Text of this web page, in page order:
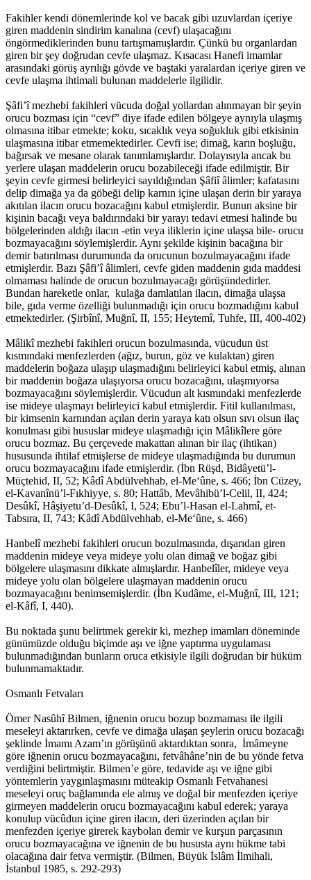
Fakihler kendi dönemlerinde kol ve bacak gibi uzuvlardan içeriye
giren maddenin sindirim kanalına (cevf) ulaşacağını
öngörmediklerinden bunu tartışmamışlardır. Çünkü bu organlardan
giren bir şey doğrudan cevfe ulaşmaz. Kısacası Hanefi imamlar
arasındaki görüş ayrılığı gövde ve baştaki yaralardan içeriye giren ve
cevfe ulaşma ihtimali bulunan maddelerle ilgilidir.
Şâfi’î mezhebi fakihleri vücuda doğal yollardan alınmayan bir şeyin
orucu bozması için “cevf” diye ifade edilen bölgeye aynıyla ulaşmış
olmasına itibar etmekte; koku, sıcaklık veya soğukluk gibi etkisinin
ulaşmasına itibar etmemektedirler. Cevfi ise; dimağ, karın boşluğu,
bağırsak ve mesane olarak tanımlamışlardır. Dolayısıyla ancak bu
yerlere ulaşan maddelerin orucu bozabileceği ifade edilmiştir. Bir
şeyin cevfe girmesi belirleyici sayıldığından Şâfiî âlimler; kafatasını
delip dimağa ya da göbeği delip karnın içine ulaşan derin bir yaraya
akıtılan ilacın orucu bozacağını kabul etmişlerdir. Bunun aksine bir
kişinin bacağı veya baldırındaki bir yarayı tedavi etmesi halinde bu
bölgelerinden aldığı ilacın -etin veya iliklerin içine ulaşsa bile- orucu
bozmayacağını söylemişlerdir. Aynı şekilde kişinin bacağına bir
demir batırılması durumunda da orucunun bozulmayacağını ifade
etmişlerdir. Bazı Şâfi’î âlimleri, cevfe giden maddenin gıda maddesi
olmaması halinde de orucun bozulmayacağı görüşündedirler.
Bundan hareketle onlar, kulağa damlatılan ilacın, dimağa ulaşsa
bile, gıda verme özelliği bulunmadığı için orucu bozmadığını kabul
etmektedirler. (Şirbînî, Muğnî, II, 155; Heytemî, Tuhfe, III, 400-402)
Mâlikî mezhebi fakihleri orucun bozulmasında, vücudun üst
kısmındaki menfezlerden (ağız, burun, göz ve kulaktan) giren
maddelerin boğaza ulaşıp ulaşmadığını belirleyici kabul etmiş, alınan
bir maddenin boğaza ulaşıyorsa orucu bozacağını, ulaşmıyorsa
bozmayacağını söylemişlerdir. Vücudun alt kısmındaki menfezlerde
ise mideye ulaşmayı belirleyici kabul etmişlerdir. Fitil kullanılması,
bir kimsenin karnından açılan derin yaraya katı olsun sıvı olsun ilaç
konulması gibi hususlar mideye ulaşmadığı için Mâlikîlere göre
orucu bozmaz. Bu çerçevede makattan alınan bir ilaç (ihtikan)
hususunda ihtilaf etmişlerse de mideye ulaşmadığında bu durumun
orucu bozmayacağını ifade etmişlerdir. (İbn Rüşd, Bidâyetü’l-
Müçtehid, II, 52; Kâdî Abdülvehhab, el-Me‘ûne, s. 466; İbn Cüzey,
el-Kavanînü’l-Fıkhiyye, s. 80; Hattâb, Mevâhibü’l-Celil, II, 424;
Desûkî, Hâşiyetu’d-Desûkî, I, 524; Ebu’l-Hasan el-Lahmî, et-
Tabsıra, II, 743; Kâdî Abdülvehhab, el-Me‘ûne, s. 466)
Hanbelî mezhebi fakihleri orucun bozulmasında, dışarıdan giren
maddenin mideye veya mideye yolu olan dimağ ve boğaz gibi
bölgelere ulaşmasını dikkate almışlardır. Hanbelîler, mideye veya
mideye yolu olan bölgelere ulaşmayan maddenin orucu
bozmayacağını benimsemişlerdir. (İbn Kudâme, el-Muğnî, III, 121;
el-Kâfî, I, 440).
Bu noktada şunu belirtmek gerekir ki, mezhep imamları döneminde
günümüzde olduğu biçimde aşı ve iğne yaptırma uygulaması
bulunmadığından bunların oruca etkisiyle ilgili doğrudan bir hüküm
bulunmamaktadır.
Osmanlı Fetvaları
Ömer Nasûhî Bilmen, iğnenin orucu bozup bozmaması ile ilgili
meseleyi aktarırken, cevfe ve dimağa ulaşan şeylerin orucu bozacağı
şeklinde İmamı Azam’ın görüşünü aktardıktan sonra, İmâmeyne
göre iğnenin orucu bozmayacağını, fetvâhâne’nin de bu yönde fetva
verdiğini belirtmiştir. Bilmen’e göre, tedavide aşı ve iğne gibi
yöntemlerin yaygınlaşmasını müteakip Osmanlı Fetvahanesi
meseleyi oruç bağlamında ele almış ve doğal bir menfezden içeriye
girmeyen maddelerin orucu bozmayacağını kabul ederek; yaraya
konulup vücûdun içine giren ilacın, deri üzerinden açılan bir
menfezden içeriye girerek kaybolan demir ve kurşun parçasının
orucu bozmayacağına ve iğnenin de bu hususta aynı hükme tabi
olacağına dair fetva vermiştir. (Bilmen, Büyük İslâm İlmihali,
İstanbul 1985, s. 292-293)